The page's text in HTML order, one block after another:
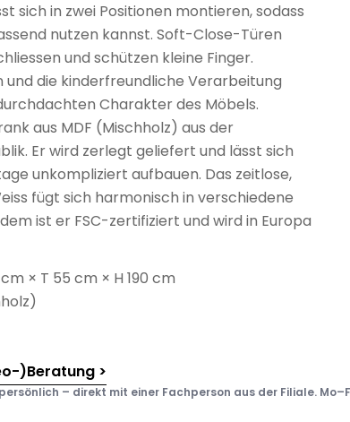
sich in zwei Positionen montieren, sodass
nutzen kannst. Soft-Close-Türen
und schützen kleine Finger.
die kinderfreundliche Verarbeitung
Charakter des Möbels.
aus MDF (Mischholz) aus der
Er wird zerlegt geliefert und lässt sich
unkompliziert aufbauen. Das zeitlose,
fügt sich harmonisch in verschiedene
ist er FSC-zertifiziert und wird in Europa
× T 55 cm × H 190 cm
)Beratung >
– direkt mit einer Fachperson aus der Filiale. Mo–Fr